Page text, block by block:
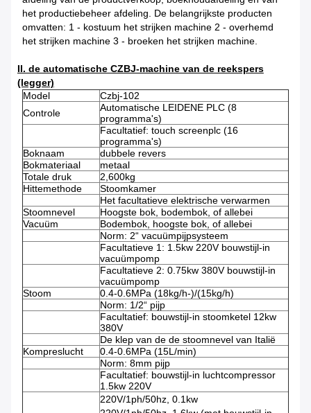
het productiebeheer afdeling. De belangrijkste producten
omvatten: 1 - kostuum het strijken machine 2 - overhemd
het strijken machine 3 - broeken het strijken machine.
II. de automatische CZBJ-machine van de reekspers
(legger)
Model
Czbj-102
Controle
Automatische LEIDENE PLC (8
programma's)
Facultatief: touch screenplc (16
programma's)
Boknaam
dubbele revers
Bokmateriaal
metaal
Totale druk
2,600kg
Hittemethode
Stoomkamer
Het facultatieve elektrische verwarmen
Stoomnevel
Hoogste bok, bodembok, of allebei
Vacuüm
Bodembok, hoogste bok, of allebei
Norm: 2“ vacuümpijpsysteem
Facultatieve 1: 1.5kw 220V bouwstijl-in
vacuümpomp
Facultatieve 2: 0.75kw 380V bouwstijl-in
vacuümpomp
Stoom
0.4-0.6MPa (18kg/h-)/(15kg/h)
Norm: 1/2“ pijp
Facultatief: bouwstijl-in stoomketel 12kw
380V
De klep van de de stoomnevel van Italië
Kompreslucht
0.4-0.6MPa (15L/min)
Norm: 8mm pijp
Facultatief: bouwstijl-in luchtcompressor
1.5kw 220V
220V/1ph/50hz, 0.1kw